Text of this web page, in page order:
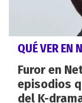
QUÉ VER EN
Furor en
episodios
del K-